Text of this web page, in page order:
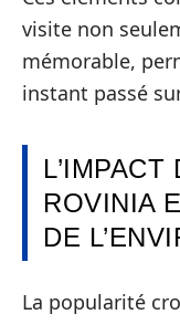
visite non
mémorable,
instant passé
ROVINIA
DE
La popularité